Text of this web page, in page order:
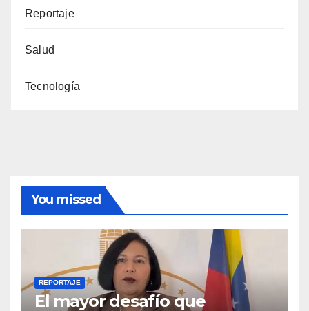
Reportaje
Salud
Tecnología
You missed
REPORTAJE
El mayor desafío que